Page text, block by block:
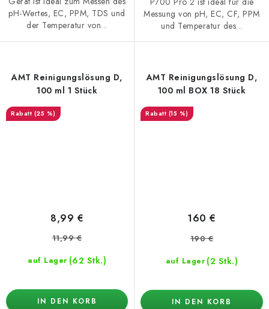
pH-Wertes, EC, PPM, TDS und
der Temperatur von...
Messung von pH, EC, CF, PPM
und Temperatur des...
AMT Reinigungslösung D,
100 ml 1 Stück
(25 %)
auf Lager (62 Stk.)
8,99 €
11,99 €
IN DEN KORB
AMT Reinigungslösung D,
100 ml BOX 18 Stück
(15 %)
auf Lager (2 Stk.)
160 €
190 €
IN DEN KORB